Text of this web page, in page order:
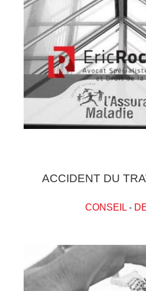
ACCIDENT DU
CONSEIL-